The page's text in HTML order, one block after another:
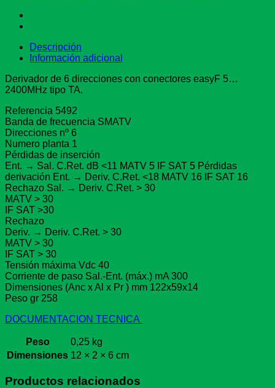
Descripción
Información adicional
Derivador de 6 direcciones con conectores easyF 5…
2400MHz tipo TA.
Referencia 5492
Banda de frecuencia SMATV
Direcciones nº 6
Numero planta 1
Pérdidas de inserción
Ent. → Sal. C.Ret. dB <11 MATV 5 IF SAT 5 Pérdidas
derivación Ent. → Deriv. C.Ret. <18 MATV 16 IF SAT 16
Rechazo Sal. → Deriv. C.Ret. > 30
MATV > 30
IF SAT >30
Rechazo
Deriv. → Deriv. C.Ret. > 30
MATV > 30
IF SAT > 30
Tensión máxima Vdc 40
Corriente de paso Sal.-Ent. (máx.) mA 300
Dimensiones (Anc x Al x Pr ) mm 122x59x14
Peso gr 258
DOCUMENTACION TECNICA
Peso
0,25 kg
Dimensiones 12 × 2 × 6 cm
Productos relacionados